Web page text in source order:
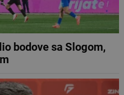
bodove sa Slogom,